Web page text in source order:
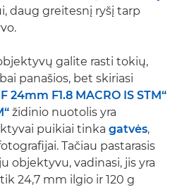
daug greitesnį ryšį tarp
galite rasti tokių,
panašios, bet skiriasi
24mm F1.8 MACRO IS STM“
židinio nuotolis yra
puikiai tinka gatvės,
Tačiau pastarasis
objektyvu, vadinasi, jis yra
24,7 mm ilgio ir 120 g